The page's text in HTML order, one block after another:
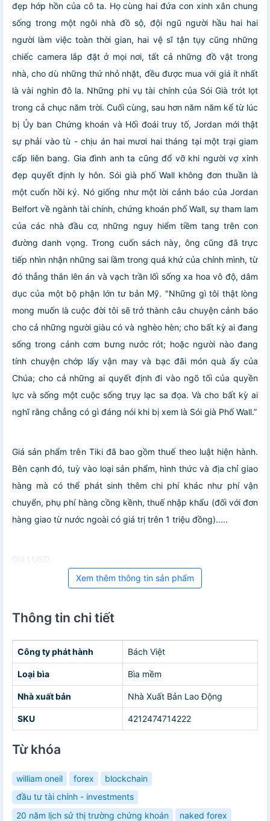
đẹp hớp hồn của cô ta. Họ cùng hai đứa con xinh xắn chung
sống trong một ngôi nhà đồ sộ, đội ngũ người hầu hai hai
người làm việc toàn thời gian, hai vệ sĩ tận tụy cũng những
chiếc camera lắp đặt ở mọi nơi, tất cả những đồ vật trong
nhà, cho dù những thứ nhỏ nhặt, đều được mua với giá ít nhất
là vài nghìn đô la. Những phi vụ tài chính của Sói Già trót lọt
trong cả chục năm trời. Cuối cùng, sau hơn năm năm kể từ lúc
bị Ủy ban Chứng khoán và Hối đoái truy tố, Jordan mới thật
sự phải vào tù - chịu án hai mươi hai tháng tại một trại giam
cấp liên bang. Gia đình anh ta cũng đổ vỡ khi người vợ xinh
đẹp quyết định ly hôn. Sói già phố Wall không đơn thuần là
một cuốn hồi ký. Nó giống như một lời cảnh báo của Jordan
Belfort về ngành tài chính, chứng khoán phố Wall, sự tham lam
của các nhà đầu cơ, những nguy hiểm tiềm tang trên con
đường danh vọng. Trong cuốn sách này, ông cũng đã trực
tiếp nhìn nhận những sai lầm trong quá khứ của chính mình, từ
đó thẳng thắn lên án và vạch trần lối sống xa hoa vô độ, dâm
dục của một bộ phận lớn tư bản Mỹ. "Những gì tôi thật lòng
mong muốn là cuộc đời tôi sẽ trở thành câu chuyện cảnh báo
cho cả những người giàu có và nghèo hèn; cho bất kỳ ai đang
sống trong cảnh cơm bưng nước rót; hoặc người nào đang
tính chuyện chớp lấy vận may và bạc đãi món quà ấy của
Chúa; cho cả những ai quyết định đi vào ngõ tối của quyền
lực và sống một cuộc sống trụy lạc sa đọa. Và cho bất kỳ ai
nghĩ rằng chẳng có gì đáng nói khi bị xem là Sói già Phố Wall.”
Giá sản phẩm trên Tiki đã bao gồm thuế theo luật hiện hành.
Bên cạnh đó, tuỳ vào loại sản phẩm, hình thức và địa chỉ giao
hàng mà có thể phát sinh thêm chi phí khác như phí vận
chuyển, phụ phí hàng cồng kềnh, thuế nhập khẩu (đối với đơn
hàng giao từ nước ngoài có giá trị trên 1 triệu đồng).....
Giá LUSD
Xem thêm thông tin sản phẩm
Thông tin chi tiết
Công ty phát hành Bách Việt
Loại bìa Bìa mềm
Nhà xuất bản Nhà Xuất Bản Lao Động
SKU 4212474714222
Từ khóa
william oneil forex
blockchain
đầu tư tài chính - investments
20 năm lịch sử thị trường chứng khoán
naked forex